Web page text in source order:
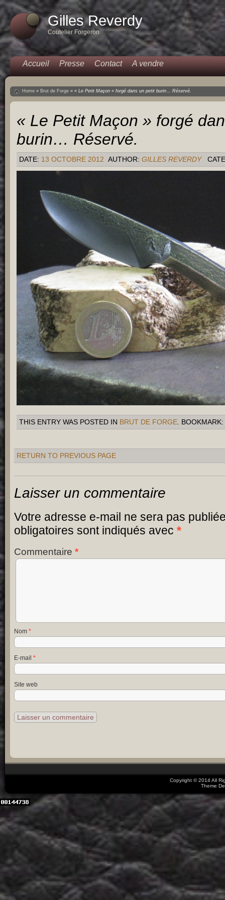
Gilles Reverdy
Coutelier Forgeron
Accueil Presse Contact A vendre
Home » Brut de Forge » « Le Petit Maçon » forgé dans un petit burin… Réservé.
« Le Petit Maçon » forgé
burin… Réservé.
DATE: 13 OCTOBRE 2012 AUTHOR: GILLES REVERDY
THIS ENTRY WAS POSTED IN BRUT DE FORGE . BOOKMARK:
RETURN TO PREVIOUS PAGE
Laisser un commentaire
Votre adresse e-mail ne sera pas
obligatoires sont indiqués avec *
Commentaire *
Nom *
E-mail *
Site web
Copyright © 2014 All
Theme